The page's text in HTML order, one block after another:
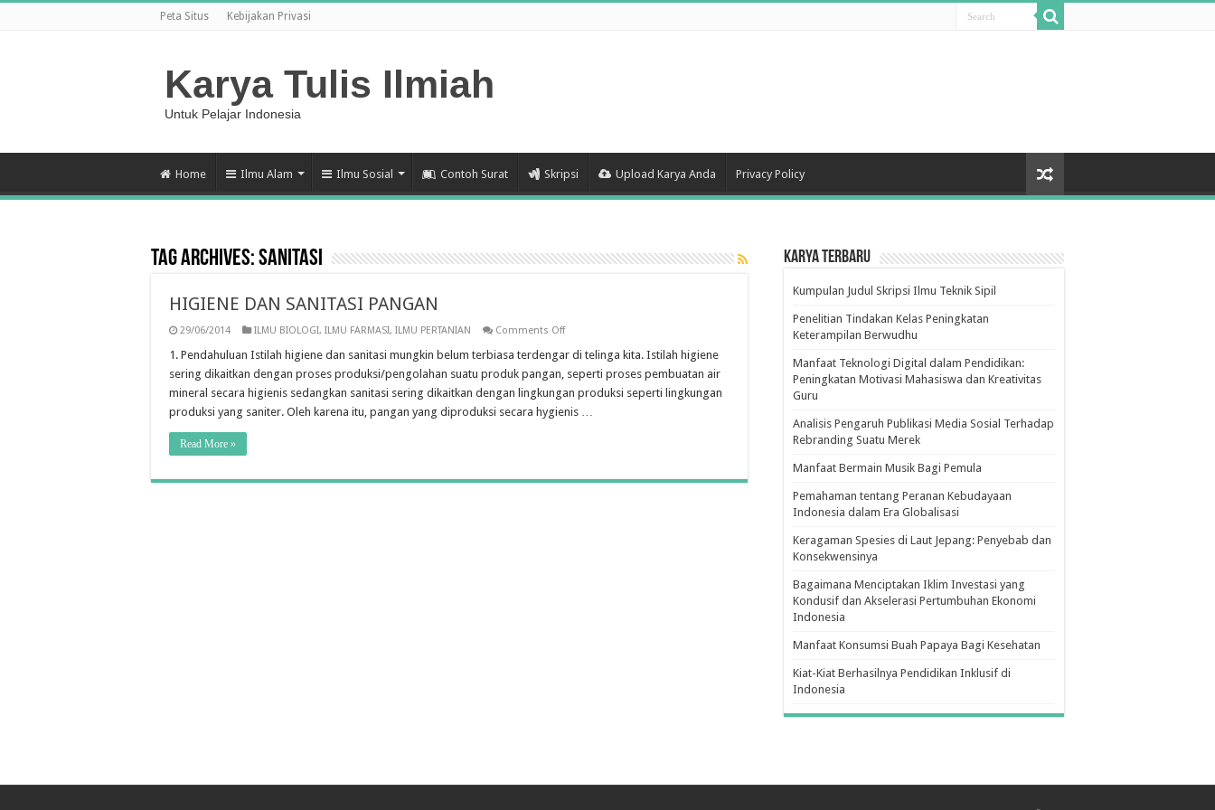
Peta Situs Kebijakan Privasi
Karya Tulis Ilmiah
Untuk Pelajar Indonesia
Home Ilmu Alam Ilmu Sosial Contoh Surat Skripsi Upload Karya Anda Privacy Policy
Tag Archives:Sanitasi
HIGIENE DAN SANITASI PANGAN
29/06/2014 ILMU BIOLOGI, ILMU FARMASI, ILMU PERTANIAN Comments Offon
DAN
PANGAN
1. Pendahuluan Istilah higiene dan sanitasi mungkin belum terbiasa terdengar di telinga kita. Istilah higiene
sering dikaitkan dengan proses produksi/pengolahan suatu produk pangan, seperti proses pembuatan air
mineral secara higienis sedangkan sanitasi sering dikaitkan dengan lingkungan produksi seperti lingkungan
produksi yang saniter. Oleh karena itu, pangan yang diproduksi secara hygienis …
Read More »
Karya Terbaru
Kumpulan Judul Skripsi Ilmu Teknik Sipil
Penelitian Tindakan Kelas Peningkatan
Keterampilan Berwudhu
Manfaat Teknologi Digital dalam Pendidikan:
Peningkatan Motivasi Mahasiswa dan Kreativitas
Guru
Analisis Pengaruh Publikasi Media Sosial Terhadap
Rebranding Suatu Merek
Manfaat Bermain Musik Bagi Pemula
Pemahaman tentang Peranan Kebudayaan
Indonesia dalam Era Globalisasi
Keragaman Spesies di Laut Jepang: Penyebab dan
Konsekwensinya
Bagaimana Menciptakan Iklim Investasi yang
Kondusif dan Akselerasi Pertumbuhan Ekonomi
Indonesia
Manfaat Konsumsi Buah Papaya Bagi Kesehatan
Kiat-Kiat Berhasilnya Pendidikan Inklusif di
Indonesia